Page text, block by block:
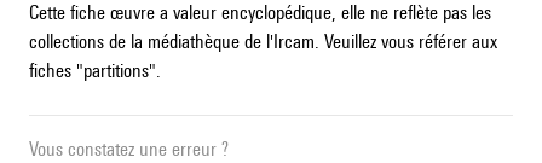
Cette fiche œuvre a valeur encyclopédique, elle ne reflète pas les
collections de la médiathèque de l'Ircam. Veuillez vous référer aux
fiches "partitions".
Vous constatez une erreur ?